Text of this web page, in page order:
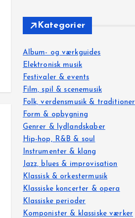
Kategorier
Album- og værkguides
Elektronisk musik
Festivaler & events
Film, spil & scenemusik
Folk, verdensmusik & traditioner
Form & opbygning
Genrer & lydlandskaber
Hip-hop, R&B & soul
Instrumenter & klang
Jazz, blues & improvisation
Klassisk & orkestermusik
Klassiske koncerter & opera
Klassiske perioder
Komponister & klassiske værker